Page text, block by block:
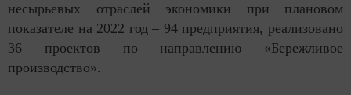
несырьевых отраслей экономики при плановом
показателе на 2022 год – 94 предприятия, реализовано
36 проектов по направлению «Бережливое
производство».